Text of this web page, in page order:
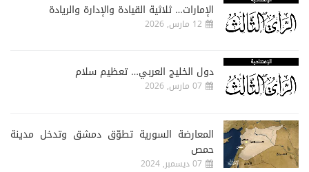
الإمارات… ثلاثية القيادة والإدارة والريادة
12 مارس, 2026
دول الخليج العربي… تعظيم سلام
07 مارس, 2026
المعارضة السورية تطوّق دمشق وتدخل مدينة
حمص
07 ديسمبر, 2024